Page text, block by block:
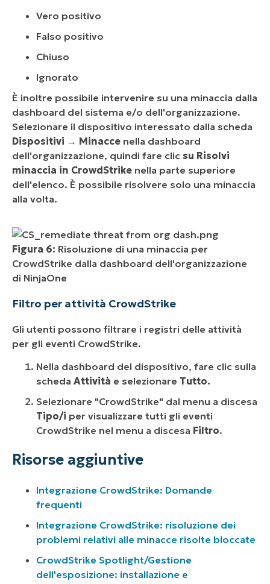
Vero positivo
Falso positivo
Chiuso
Ignorato
È inoltre possibile intervenire su una minaccia dalla
dashboard del sistema e/o dell'organizzazione.
Selezionare il dispositivo interessato dalla scheda
Dispositivi → Minacce nella dashboard
dell'organizzazione, quindi fare clic su Risolvi
minaccia in CrowdStrike nella parte superiore
dell'elenco. È possibile risolvere solo una minaccia
alla volta.
Figura 6: Risoluzione di una minaccia per
CrowdStrike dalla dashboard dell'organizzazione
di NinjaOne
Filtro per attività CrowdStrike
Gli utenti possono filtrare i registri delle attività
per gli eventi CrowdStrike.
Nella dashboard del dispositivo, fare clic sulla
scheda Attività e selezionare Tutto.
Selezionare "CrowdStrike" dal menu a discesa
Tipo/i per visualizzare tutti gli eventi
CrowdStrike nel menu a discesa Filtro.
Risorse aggiuntive
Integrazione CrowdStrike: Domande
frequenti
Integrazione CrowdStrike: risoluzione dei
problemi relativi alle minacce risolte bloccate
CrowdStrike Spotlight/Gestione
dell'esposizione: installazione e